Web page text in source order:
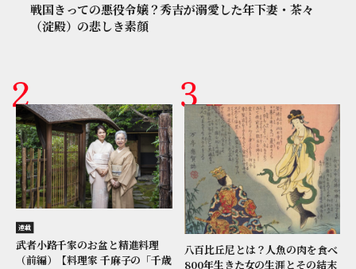
戦国きっての悪役令嬢？秀吉が溺愛した年下妻・茶々
（淀殿）の悲しき素顔
連載
武者小路千家のお盆と精進料理
（前編）【料理家 千麻子の「千歳
八百比丘尼とは？人魚の肉を食べ
800年生きた女の生涯とその結末